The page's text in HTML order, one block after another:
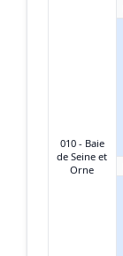
010 - Baie
de Seine et
Orne